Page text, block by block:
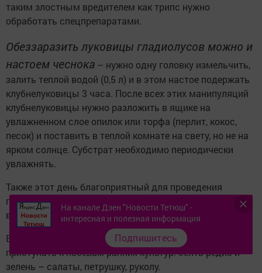
таким злостным вредителем как трипс нужно
обработать спецпрепаратами.
Обеззаразить луковицы гладиолусов можно и
настоем чеснока – нужно одну головку измельчить,
залить теплой водой (0,5 л) и в этом настое подержать
клубнелуковицы 3 часа. После всех этих манипуляций
клубнелуковицы нужно разложить в ящике на
увлажненном слое опилок или торфа (перлит, кокос,
песок) и поставить в теплой комнате на свету, но не на
ярком солнце. Субстрат необходимо периодически
увлажнять.
Также этот день благоприятный для проведения
прививок, внесения удобрений и для борьбы с
вредителями.
Если снег растаял и земля прогрелась, можно
приступать к посевам ранних культур: сеять редис и
зелень – салаты, петрушку, руколу.
На канале Дзен "Новости Тетюш" -
интересная и полезная информация
Подпишитесь